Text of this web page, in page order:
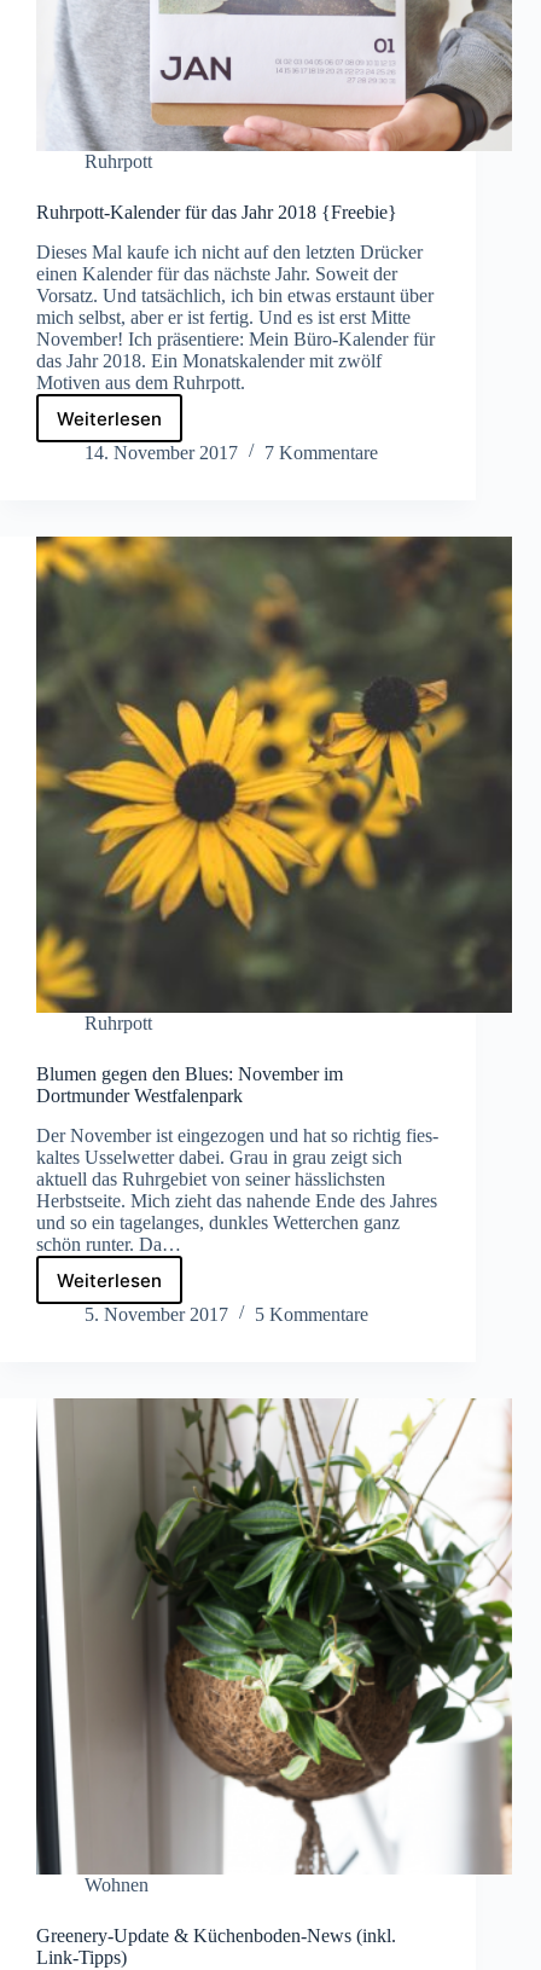
Ruhrpott
Ruhrpott-Kalender für das Jahr 2018 {Freebie}
Dieses Mal kaufe ich nicht auf den letzten Drücker
einen Kalender für das nächste Jahr. Soweit der
Vorsatz. Und tatsächlich, ich bin etwas erstaunt über
mich selbst, aber er ist fertig. Und es ist erst Mitte
November! Ich präsentiere: Mein Büro-Kalender für
das Jahr 2018. Ein Monatskalender mit zwölf
Motiven aus dem Ruhrpott.
Weiterlesen
Ruhrpott-
Kalender
2018
{Freebie}
14. November 2017 7 Kommentare
Ruhrpott
Blumen gegen den Blues: November im
Dortmunder Westfalenpark
Der November ist eingezogen und hat so richtig fies-
kaltes Usselwetter dabei. Grau in grau zeigt sich
aktuell das Ruhrgebiet von seiner hässlichsten
Herbstseite. Mich zieht das nahende Ende des Jahres
und so ein tagelanges, dunkles Wetterchen ganz
schön runter. Da…
Weiterlesen
Blumen
gegen
im
Dortmunder
Westfalenpark
5. November 2017 5 Kommentare
Wohnen
Greenery-Update & Küchenboden-News (inkl.
Link-Tipps)